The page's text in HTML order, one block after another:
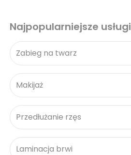
Najpopularniejsze usługi
Zabieg na twarz
Makijaż
Przedłużanie rzęs
Laminacja brwi